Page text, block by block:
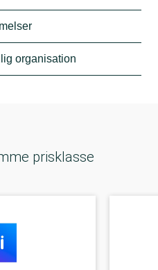
organisation
prisklasse